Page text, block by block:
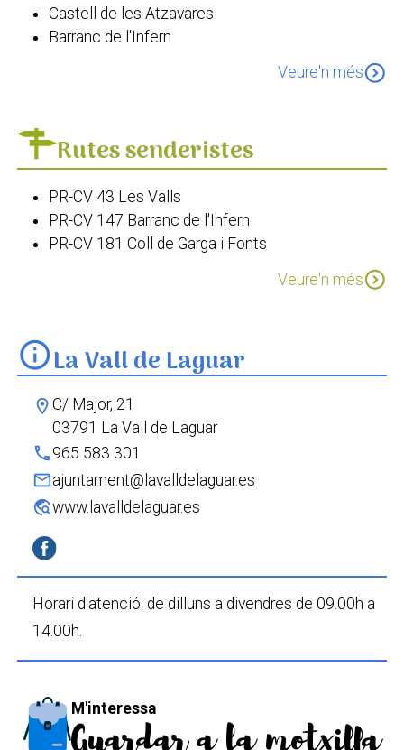
Castell de les Atzavares
Barranc de l'Infern
Ermita de Sant Josep de Campell
Església de santa Anna. Campell
Església de Sant Pasqual Bailón. Fleix.
Església dels Sants Cosme i Damià
Veure'n mésexpand_circle_down
Rutes senderistes
PR-CV 43 Les Valls
PR-CV 147 Barranc de l'Infern
PR-CV 181 Coll de Garga i Fonts
PR-CV 181 Fleix - Benimaurell - Cresta del Cavall
PR-CV 181 La Volta a la Llacuna
Veure'n mésexpand_circle_down
infoLa Vall de Laguar
location_onC/ Major, 21
03791 La Vall de Laguar
phone965 583 301
mailajuntament@lavalldelaguar.es
travel_explorewww.lavalldelaguar.es
Horari d'atenció: de dilluns a divendres de 09.00h a
14.00h.
M'interessa
Guardar a la motxilla